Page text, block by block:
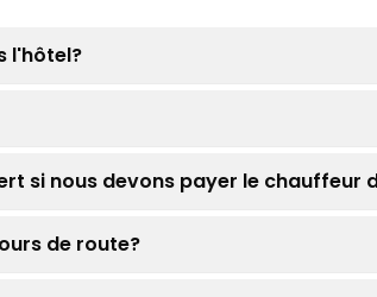
l'hôtel?
si nous devons payer le chauffeur
de route?